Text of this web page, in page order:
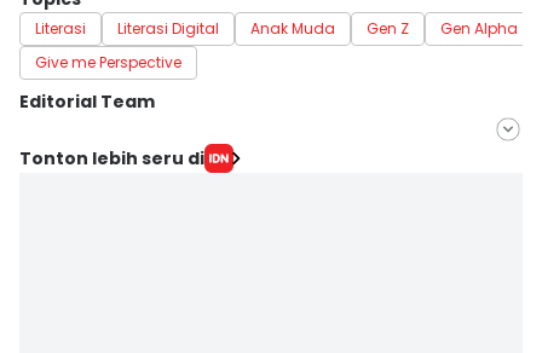
Literasi Literasi Digital Anak Muda Gen Z
Gen Alpha
Give me Perspective
Editorial Team
Editor
Tonton lebih seru di